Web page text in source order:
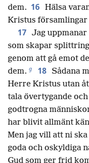
dem. 16 Hälsa
Kristus
17 Jag
som skapar
genom att gå emot
dem. g 18 Sådana
Herre Kristus utan
tala övertygande
godtrogna
har blivit allmänt
Men jag vill att ni
goda och oskyldiga
Gud som ger frid